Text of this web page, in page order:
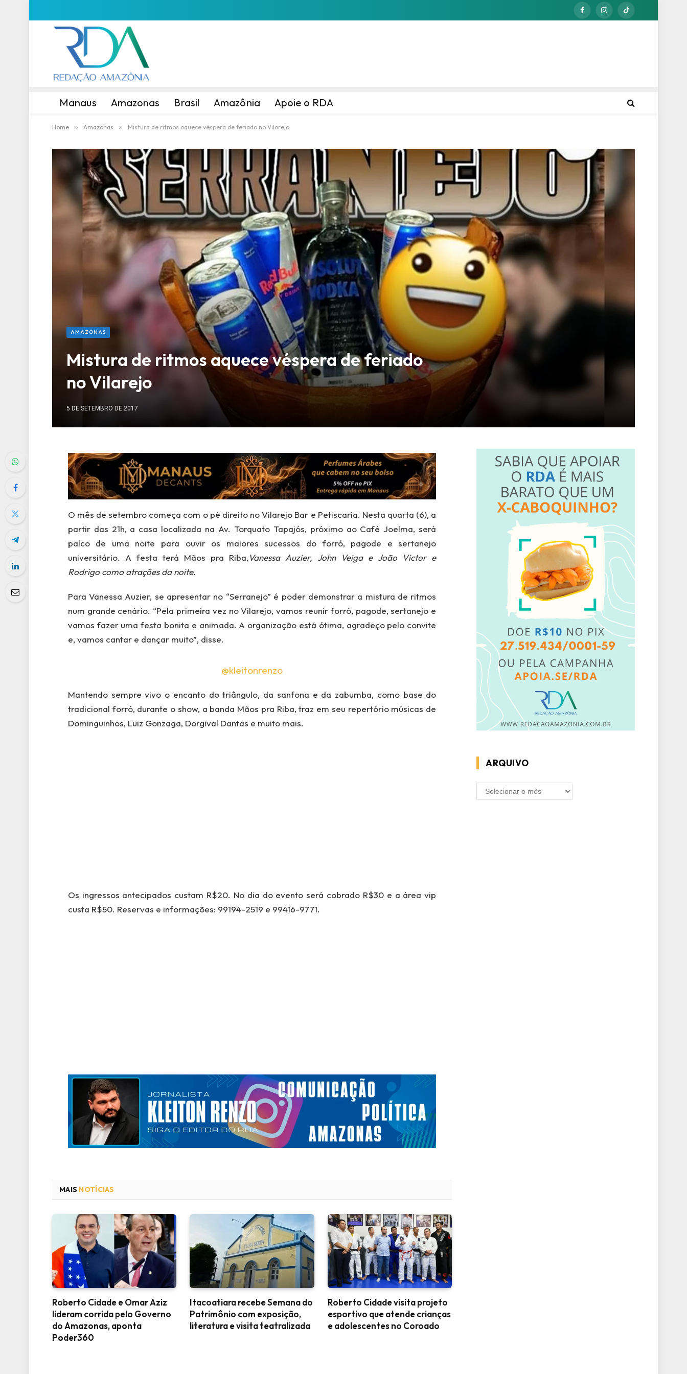
FacebookInstagramTikTok
Manaus Amazonas Brasil Amazônia Apoie o RDA
Home » Amazonas » Mistura de ritmos aquece véspera de feriado no Vilarejo
AMAZONAS
Mistura de ritmos aquece véspera de feriado
no Vilarejo
5 DE SETEMBRO DE 2017
O mês de setembro começa com o pé direito no Vilarejo Bar e Petiscaria. Nesta quarta (6), a
partir das 21h, a casa localizada na Av. Torquato Tapajós, próximo ao Café Joelma, será
palco de uma noite para ouvir os maiores sucessos do forró, pagode e sertanejo
universitário. A festa terá Mãos pra Riba,Vanessa Auzier, John Veiga e João Victor e
Rodrigo como atrações da noite.
Para Vanessa Auzier, se apresentar no “Serranejo” é poder demonstrar a mistura de ritmos
num grande cenário. “Pela primeira vez no Vilarejo, vamos reunir forró, pagode, sertanejo e
vamos fazer uma festa bonita e animada. A organização está ótima, agradeço pelo convite
e, vamos cantar e dançar muito”, disse.
@kleitonrenzo
Mantendo sempre vivo o encanto do triângulo, da sanfona e da zabumba, como base do
tradicional forró, durante o show, a banda Mãos pra Riba, traz em seu repertório músicas de
Dominguinhos, Luiz Gonzaga, Dorgival Dantas e muito mais.
Os ingressos antecipados custam R$20. No dia do evento será cobrado R$30 e a área vip
custa R$50. Reservas e informações: 99194-2519 e 99416-9771.
MAIS NOTÍCIAS
Roberto Cidade e Omar Aziz
lideram corrida pelo Governo
do Amazonas, aponta
Poder360
Itacoatiara recebe Semana do
Patrimônio com exposição,
literatura e visita teatralizada
Roberto Cidade visita projeto
esportivo que atende crianças
e adolescentes no Coroado
ARQUIVO
ARQUIVO